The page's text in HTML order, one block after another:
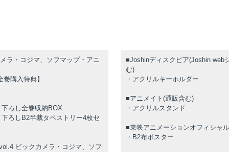
ラ・コジマ、ソフマップ・アニ
巻購入特典】
ろし全巻収納BOX
ろしB2半裁タペストリー4枚セ
ビックカメラ・コジマ、ソフ
■Joshinディスクピア(Joshin web
む)
・アクリルキーホルダー
■アニメイト(通販含む)
・アクリルスタンド
■東映アニメーションオフィシャ
・B2布ポスター